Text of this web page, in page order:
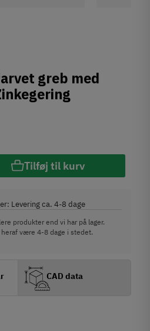
greb med
Tilføj til kurv
Levering ca. 4-8 dage
produkter end vi har på lager.
være 4-8 dage i stedet.
CAD data